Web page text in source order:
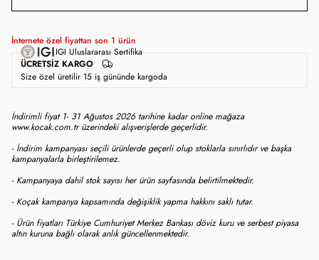
İnternete özel fiyattan son 1 ürün
ÜCRETSIZ KARGO
IGI Uluslararası Sertifika
Size özel üretilir 15 iş gününde kargoda
İndirimli fiyat 1- 31 Ağustos 2026 tarihine kadar online mağaza
www.kocak.com.tr üzerindeki alışverişlerde geçerlidir.
- İndirim kampanyası seçili ürünlerde geçerli olup stoklarla sınırlıdır ve başka
kampanyalarla birleştirilemez.
- Kampanyaya dahil stok sayısı her ürün sayfasında belirtilmektedir.
- Koçak kampanya kapsamında değişiklik yapma hakkını saklı tutar.
- Ürün fiyatları Türkiye Cumhuriyet Merkez Bankası döviz kuru ve serbest piyasa
altın kuruna bağlı olarak anlık güncellenmektedir.